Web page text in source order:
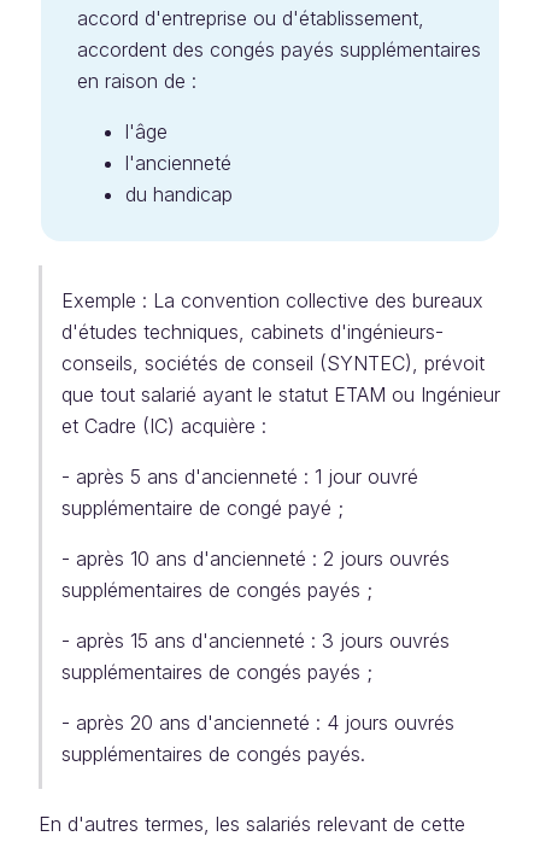
accord d'entreprise ou d'établissement,
accordent des congés payés supplémentaires
en raison de :
l'âge
l'ancienneté
du handicap
Exemple : La convention collective des bureaux
d'études techniques, cabinets d'ingénieurs-
conseils, sociétés de conseil (SYNTEC), prévoit
que tout salarié ayant le statut ETAM ou Ingénieur
et Cadre (IC) acquière :
- après 5 ans d'ancienneté : 1 jour ouvré
supplémentaire de congé payé ;
- après 10 ans d'ancienneté : 2 jours ouvrés
supplémentaires de congés payés ;
- après 15 ans d'ancienneté : 3 jours ouvrés
supplémentaires de congés payés ;
- après 20 ans d'ancienneté : 4 jours ouvrés
supplémentaires de congés payés.
En d'autres termes, les salariés relevant de cette